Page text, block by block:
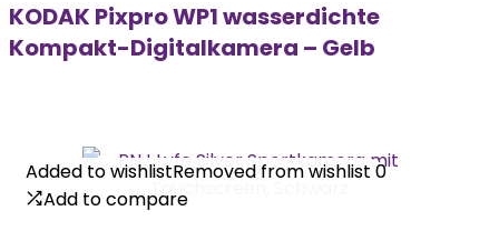
KODAK Pixpro WP1 wasserdichte
Kompakt-Digitalkamera – Gelb
Added to wishlistRemoved from wishlist 0
Add to compare
Added to wishlistRemoved from wishlist 0
Add to compare